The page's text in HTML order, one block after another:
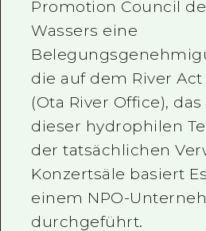
Promotion Council
Wassers eine
die auf dem River
(Ota River Office),
dieser hydrophilen
der tatsächlichen
Konzertsäle basiert
einem NPO-
durchgeführt.